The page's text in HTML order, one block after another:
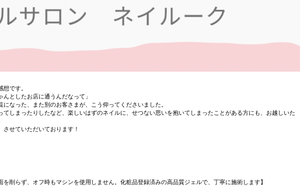
想です。
んとしたお店に通うんだなって」
なった、また別のお客さまが、こう仰ってくださいました。
しまったりしたなど、楽しいはずのネイルに、せつない思いを抱いてしまったことがある方にも、お越しいた
せていただいております！
を削らず、オフ時もマシンを使用しません。化粧品登録済みの高品質ジェルで、丁寧に施術します】